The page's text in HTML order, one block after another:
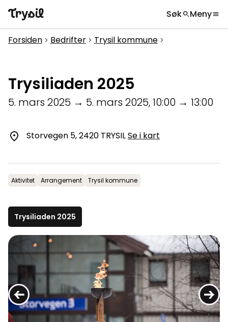
SøksearchMenymenu
globe Velg språk
Overnatting
Handel
Service
Nyttig informasjon
Aktuelt
Topp 7,0 m/s
15°C
Dal:5,0m/s
18°C
Åpne heiser:0/41 Åpne løyper:0/70
Hva leter du etter?
Forsiden chevron_right Bedrifter chevron_right Trysil kommune chevron_right
Trysiliaden 2025
5. mars 2025 → 5. mars 2025,10:00 → 13:00
Storvegen 5, 2420 TRYSILSe i kart
Aktivitet Arrangement Trysil kommune
Trysiliaden 2025
← →